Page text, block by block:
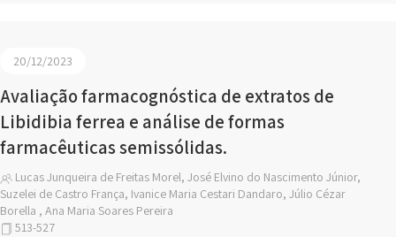
20/12/2023
Avaliação farmacognóstica de extratos de
Libidibia ferrea e análise de formas
farmacêuticas semissólidas.
Lucas Junqueira de Freitas Morel, José Elvino do Nascimento Júnior,
Suzelei de Castro França, Ivanice Maria Cestari Dandaro, Júlio Cézar
Borella , Ana Maria Soares Pereira
513-527